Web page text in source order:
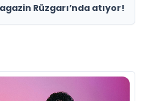
Rüzgarı’nda atıyor!